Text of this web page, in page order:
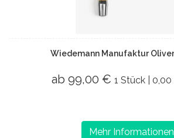
Wiedemann Manufaktur
ab 99,00 € 1 Stück |
Mehr Informationen